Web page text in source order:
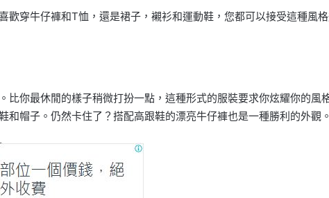
穿牛仔褲和T恤，還是裙子，襯衫和運動鞋，您都可以接受這種風
你最休閒的樣子稍微打扮一點，這種形式的服裝要求你炫耀你的風
帽子。仍然卡住了？搭配高跟鞋的漂亮牛仔褲也是一種勝利的外觀。